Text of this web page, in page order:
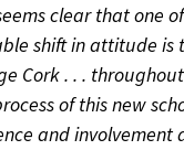
clear that one
shift in attitude is
Cork . . .
of this new
and involvement